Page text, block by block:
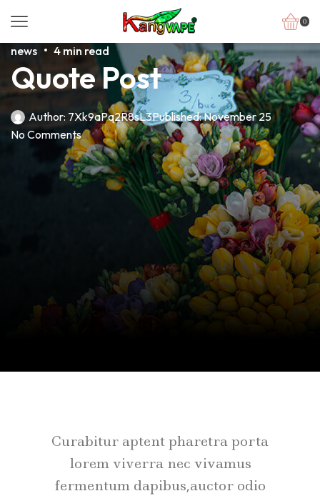
0
news 4 min read
Quote Post
Author: 7Xk9aPq2R8sL3Published:November 25
No Comments
Curabitur aptent pharetra porta
lorem viverra nec vivamus
fermentum dapibus,auctor odio